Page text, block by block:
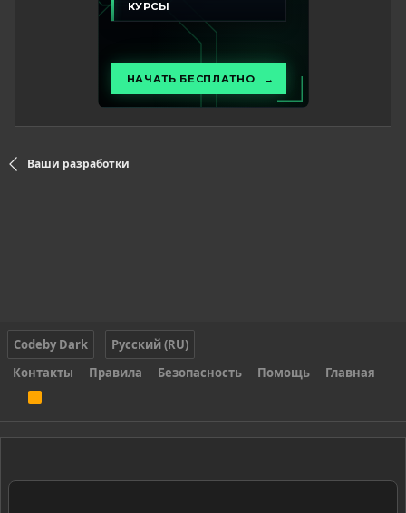
Ваши разработки
Codeby Dark
Русский (RU)
Контакты
Правила Безопасность Помощь Главная
S